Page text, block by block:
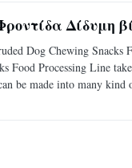
Dog Chewing
Food Processing Line
be made into many kind